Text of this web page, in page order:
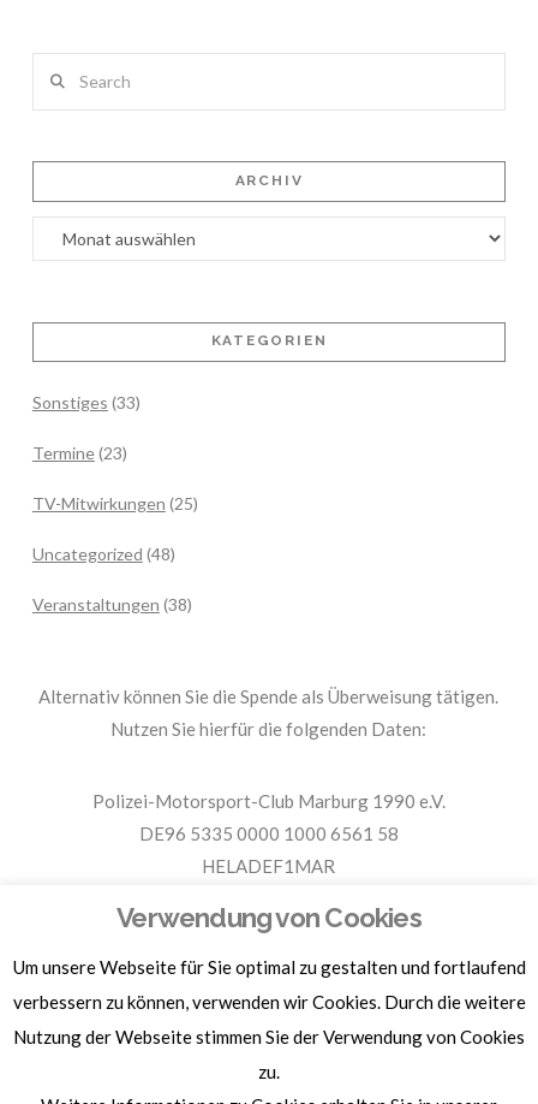
ARCHIV
Archiv
KATEGORIEN
Sonstiges (33)
Termine(23)
TV-Mitwirkungen (25)
Uncategorized (48)
Veranstaltungen (38)
Alternativ können Sie die Spende als Überweisung tätigen.
Nutzen Sie hierfür die folgenden Daten:
Polizei-Motorsport-Club Marburg 1990 e.V.
DE96 5335 0000 1000 6561 58
HELADEF1MAR
Für Spendenbescheinigungen, Sachspenden und weitere
Informationen, hier klicken.
Verwendung von Cookies
Um unsere Webseite für Sie optimal zu gestalten und fortlaufend
verbessern zu können, verwenden wir Cookies. Durch die weitere
Nutzung der Webseite stimmen Sie der Verwendung von Cookies
zu.